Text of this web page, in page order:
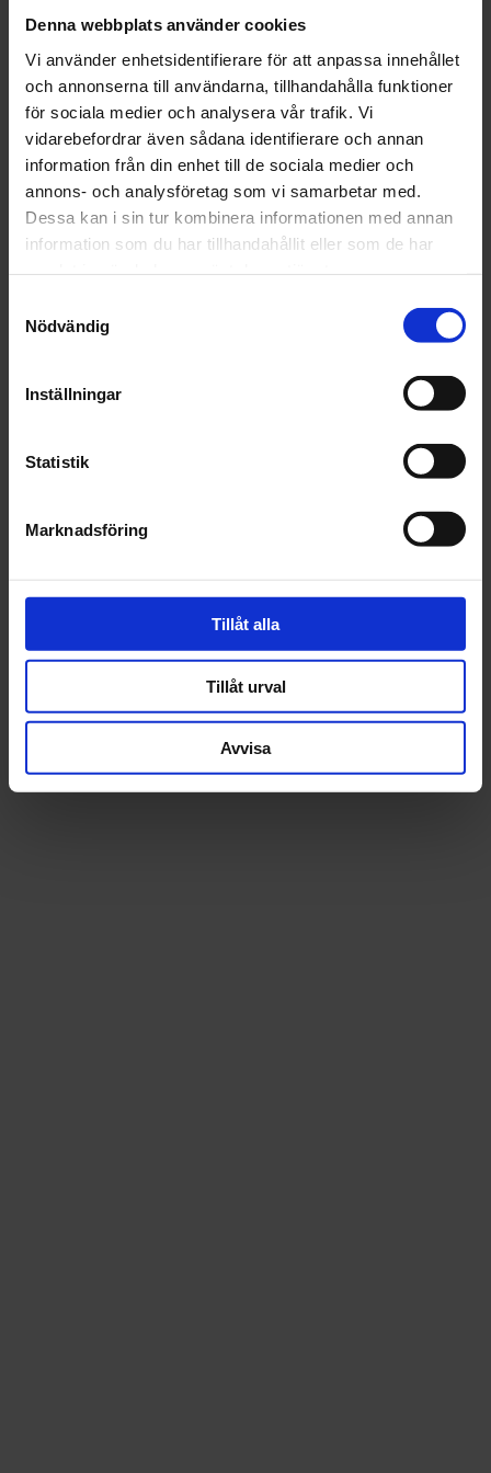
Denna webbplats använder cookies
Vi använder enhetsidentifierare för att anpassa innehållet
och annonserna till användarna, tillhandahålla funktioner
för sociala medier och analysera vår trafik. Vi
vidarebefordrar även sådana identifierare och annan
information från din enhet till de sociala medier och
annons- och analysföretag som vi samarbetar med.
Dessa kan i sin tur kombinera informationen med annan
information som du har tillhandahållit eller som de har
Nödvändig
Inställningar
Statistik
Marknadsföring
Tillåt alla
Tillåt urval
Avvisa
motorutrymme och avgassystem på fordon.
Kännetecken:
Temperaturbeständighet till 650 grader.
Finns i lager
Inkl. moms: 108 kr
Lägg i varukorgen
Fri frakt över 1500kr
Beskrivning